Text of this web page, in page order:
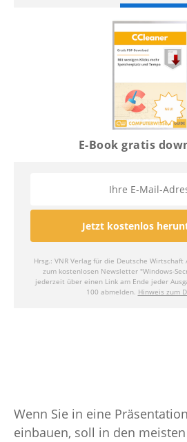
Wenn Sie in eine
einbauen, soll in den